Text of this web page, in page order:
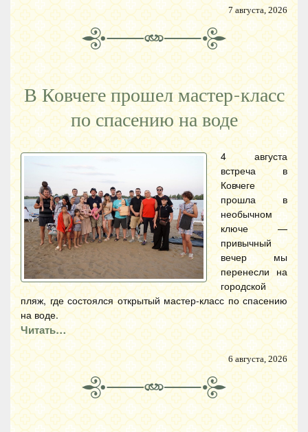
7 августа, 2026
В Ковчеге прошел мастер-класс
по спасению на воде
4 августа
встреча в
Ковчеге
прошла в
необычном
ключе —
привычный
вечер мы
перенесли на
городской
пляж, где состоялся открытый мастер-класс по спасению
на воде.
Читать…
6 августа, 2026